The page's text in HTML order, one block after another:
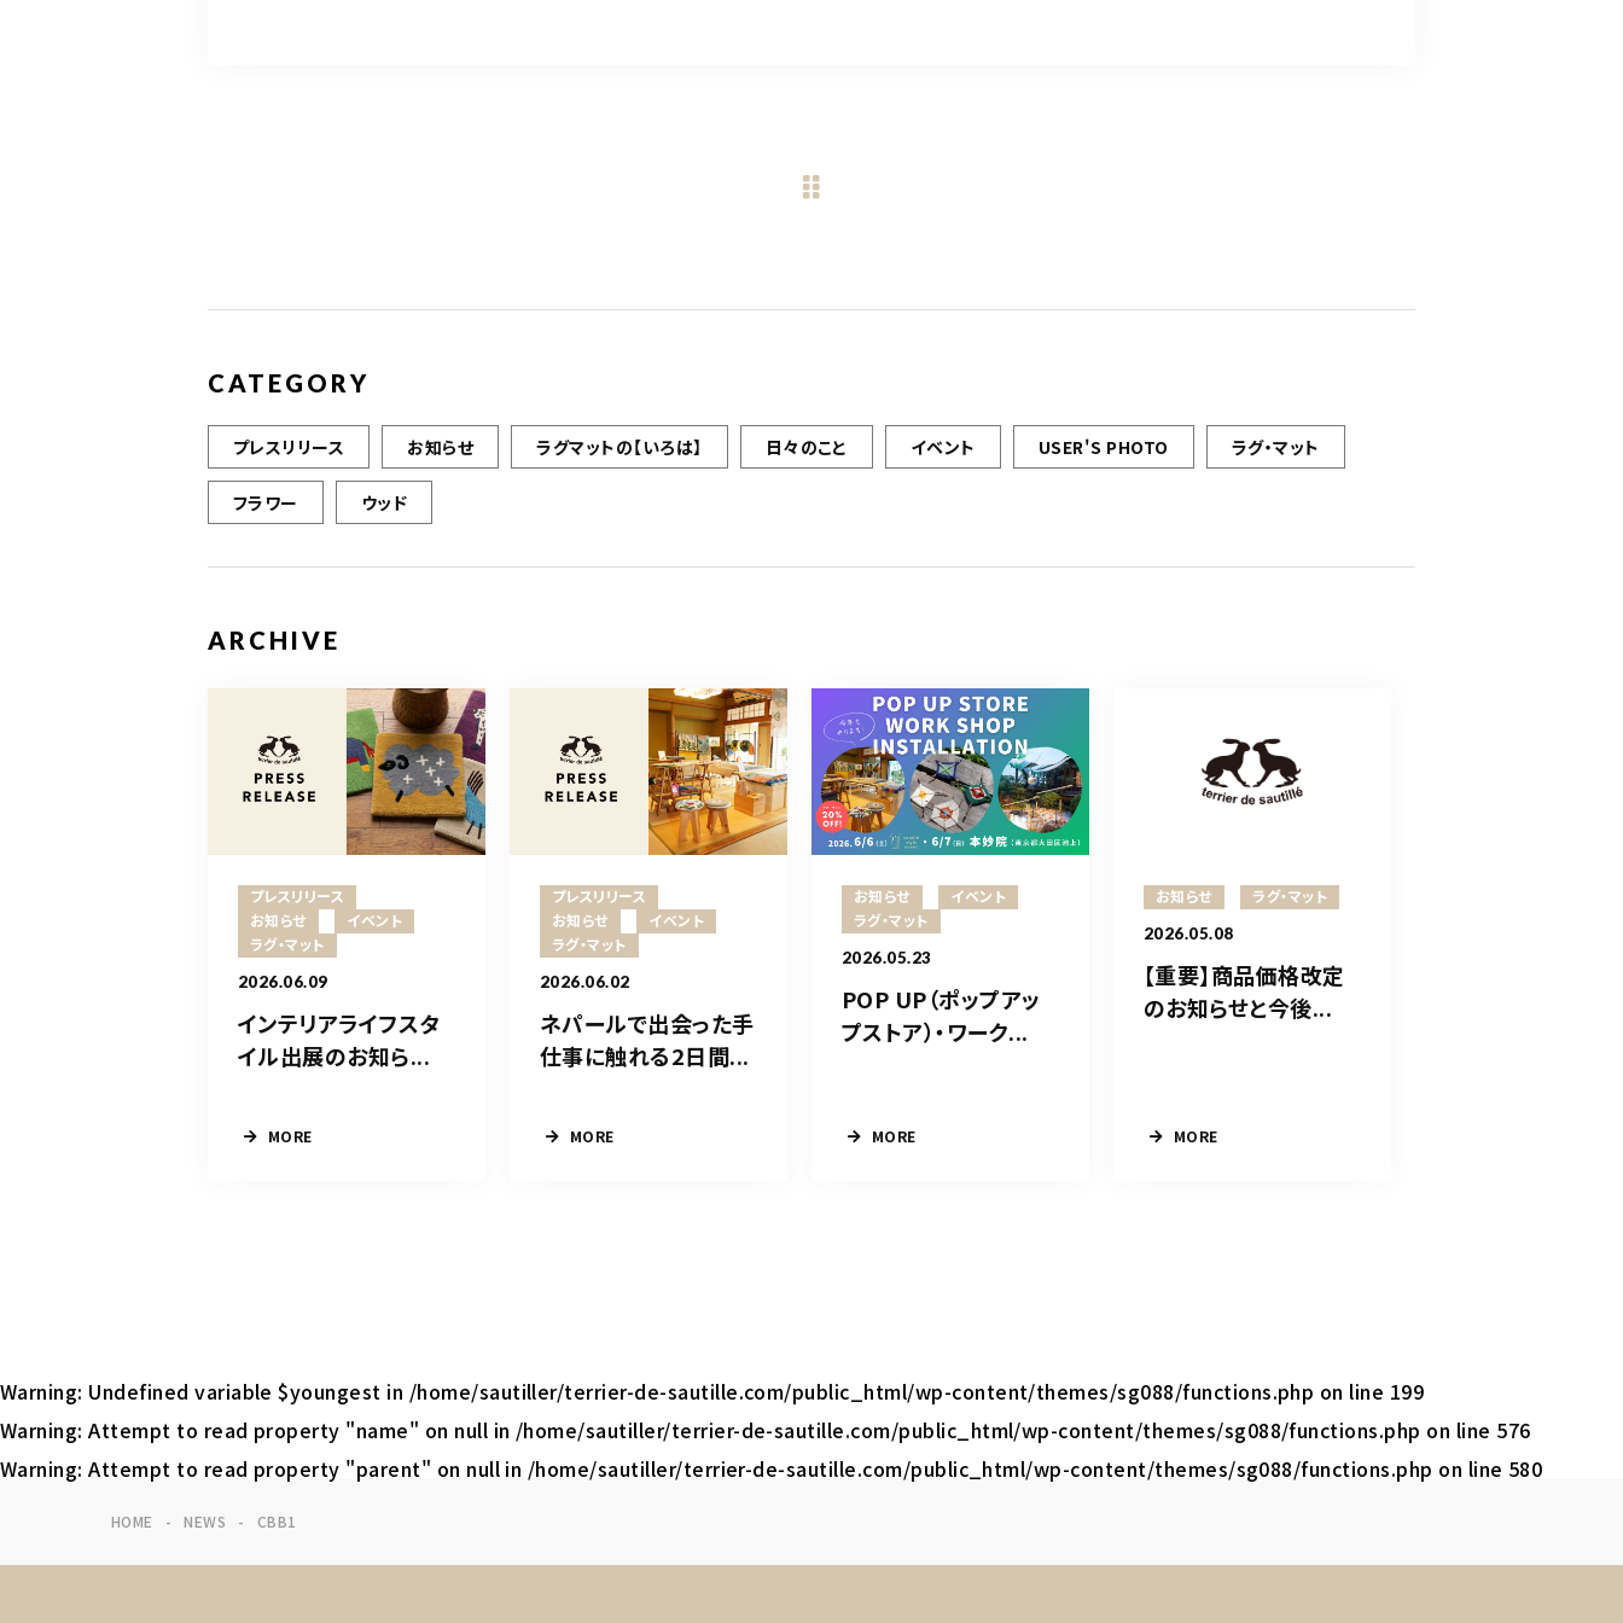
CATEGORY
プレスリリース お知らせ ラグマットの【いろは】 日々のこと イベント USER'S PHOTO ラグ・マット
フラワー ウッド
ARCHIVE
プレスリリース
お知らせ
イベント
ラグ・マット
2026.06.09
インテリアライフスタ
イル出展のお知ら...
MORE
プレスリリース
お知らせ
イベント
ラグ・マット
2026.06.02
ネパールで出会った手
仕事に触れる2日間...
MORE
お知らせ
イベント
ラグ・マット
2026.05.23
POP UP（ポップアッ
プストア）・ワーク...
MORE
お知らせ ラグ・マット
2026.05.08
【重要】商品価格改定
のお知らせと今後...
MORE
Warning: Undefined variable $youngest in /home/sautiller/terrier-de-sautille.com/public_html/wp-content/themes/sg088/functions.php on line 199
Warning: Attempt to read property "name" on null in /home/sautiller/terrier-de-sautille.com/public_html/wp-content/themes/sg088/functions.php on line 576
Warning: Attempt to read property "parent" on null in /home/sautiller/terrier-de-sautille.com/public_html/wp-content/themes/sg088/functions.php on line 580
HOME NEWS CBB1